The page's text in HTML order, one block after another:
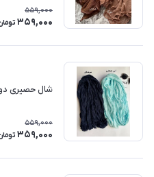
559,000
359,000
شال حصیری
559,000
359,000